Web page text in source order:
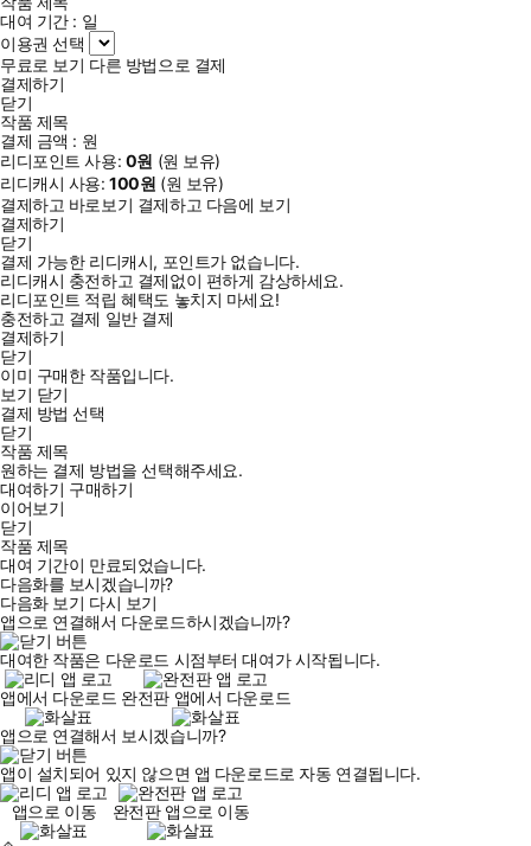
대여 기간 : 일
이용권 선택
무료로 보기 다른 방법으로 결제
결제하기
닫기
작품 제목
결제 금액 : 원
리디포인트 사용: 0원 (원 보유)
리디캐시 사용:100원 (원 보유)
결제하고 바로보기 결제하고 다음에 보기
결제하기
닫기
결제 가능한 리디캐시, 포인트가 없습니다.
리디캐시 충전하고 결제없이 편하게 감상하세요.
리디포인트 적립 혜택도 놓치지 마세요!
충전하고 결제 일반 결제
결제하기
닫기
이미 구매한 작품입니다.
보기 닫기
결제 방법 선택
닫기
작품 제목
원하는 결제 방법을 선택해주세요.
대여하기 구매하기
이어보기
닫기
작품 제목
대여 기간이 만료되었습니다.
다음화를 보시겠습니까?
다음화 보기 다시 보기
앱으로 연결해서 다운로드하시겠습니까?
대여한 작품은 다운로드 시점부터 대여가 시작됩니다.
앱에서 다운로드 완전판 앱에서 다운로드
앱으로 연결해서 보시겠습니까?
앱이 설치되어 있지 않으면 앱 다운로드로 자동 연결됩니다.
앱으로 이동
완전판 앱으로 이동